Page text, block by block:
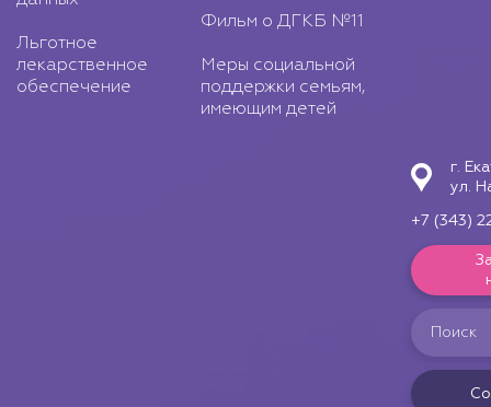
Льготное
лекарственное
обеспечение
Фильм о ДГКБ №11
Меры социальной
поддержки семьям,
имеющим детей
г.
ул.
+7 (343)